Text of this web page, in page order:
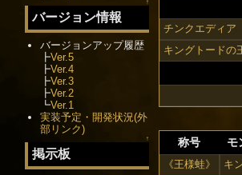
チンクエディア
キングトードの
称号 モ
《王様蛙》 キ
↑
バージョン情報
バージョンアップ履歴
┣Ver.5
┣Ver.4
┣Ver.3
┣Ver.2
┗Ver.1
実装予定・開発状況(外
部リンク)
↑
掲示板